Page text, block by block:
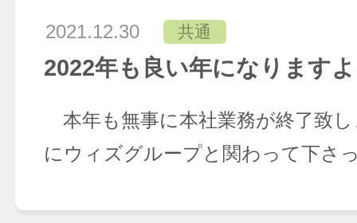
2021.12.30 共通
2022年も良い年になります
本年も無事に本社業務が終了致
にウィズグループと関わって下さ